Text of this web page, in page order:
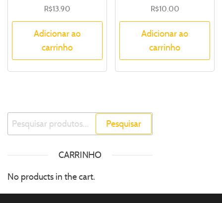
R$13.90
Adicionar ao
carrinho
R$10.00
Adicionar ao
carrinho
Pesquisar
CARRINHO
No products in the cart.